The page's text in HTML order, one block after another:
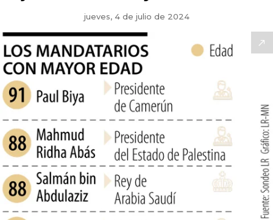
jueves, 4 de julio de 2024